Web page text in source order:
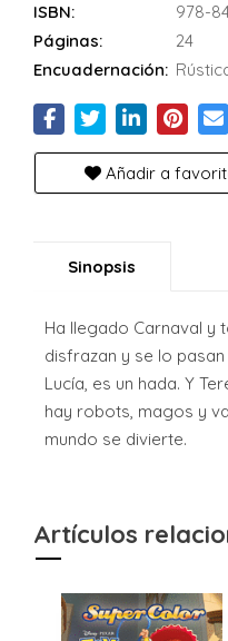
ISBN:
978-
Páginas:
24
Encuadernación:
Añadir a
Sinopsis
Ha llegado Carnaval y
disfrazan y se lo
Lucía, es un hada. Y
hay robots, magos y
mundo se divierte.
Artículos